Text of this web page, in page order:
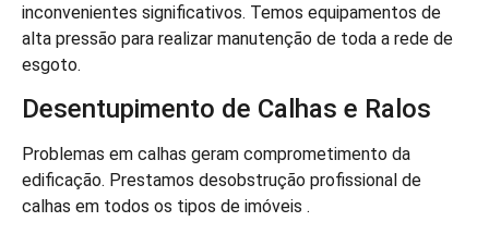
inconvenientes significativos. Temos equipamentos de
alta pressão para realizar manutenção de toda a rede de
esgoto.
Desentupimento de Calhas e Ralos
Problemas em calhas geram comprometimento da
edificação. Prestamos desobstrução profissional de
calhas em todos os tipos de imóveis .